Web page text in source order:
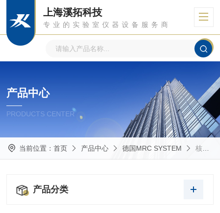
上海溪拓科技
专业的实验室仪器设备服务商
产品中心
PRODUCTS CENTER
当前位置： 首页 产品中心 德国MRC SYSTEM 核磁兼容相机
产品分类